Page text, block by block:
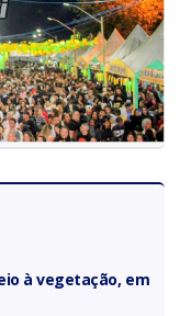
à vegetação, em